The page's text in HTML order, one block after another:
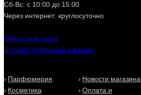
Сб-Вс: с 10:00 до 15:00
Через интернет: круглосуточно
Обмен и возврат
Договор публичной оферты
Парфюмерия
Косметика
Новости магазина
Оплата и